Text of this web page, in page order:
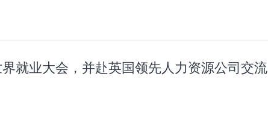
就业大会，并赴英国领先人力资源公司交流